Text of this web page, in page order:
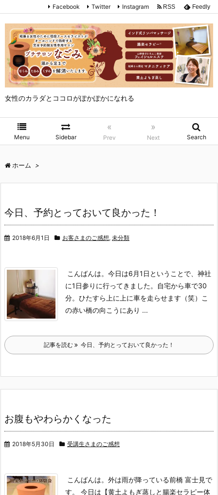
女性のカラダとココロがぽかぽかになれる
Menu Sidebar
«
Prev
»
Next Search
Facebook Twitter Instagram RSS Feedly
ホーム >
今日、予約とっておいて良かった！
2018年6月1日 お客さまのご感想, 未分類
こんばんは。 今日は6月1日ということで、神社
に1日参りに行ってきました。
自宅から車で30
分。 ひたすら上に上に車を走らせます（笑）
こ
の赤い橋の向こうにあり ...
記事を読む 今日、予約とっておいて良かった！
お腹もやわらかくなった
2018年5月30日 受講生さまのご感想
こんばんは。 外は雨が降っている前橋 富士見で
す。
今日は【黄土よもぎ蒸しと腸楽セラピー体